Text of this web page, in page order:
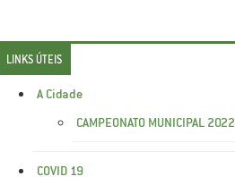
LINKS ÚTEIS
A Cidade
CAMPEONATO MUNICIPAL 2022
COVID 19